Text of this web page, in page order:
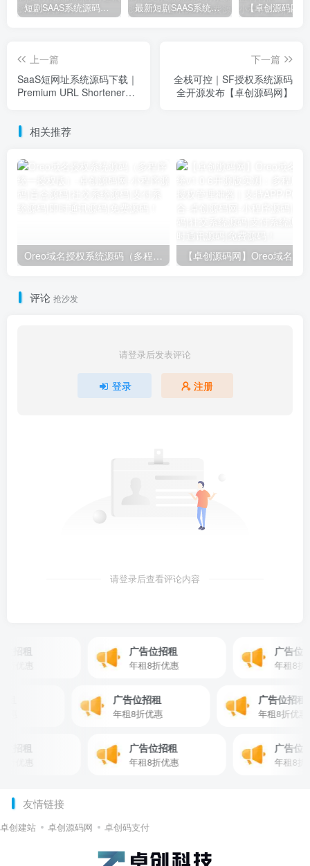
短剧SAAS系统源码｜多端分销+云存储+多租户架构 最新短剧SAAS系统源码下载｜多端分销+云存储｜卓创源码网提供
上一篇
SaaS短网址系统源码下载｜
Premium URL Shortener
下一篇
全栈可控｜SF授权系统源码
全开源发布【卓创源码网】
相关推荐
Oreo域名授权系统源码（多程序统一授权版）
评论 抢沙发
请登录后发表评论
登录 注册
请登录后查看评论内容
广告位招租
年租8折优惠
广告位招
年租8折优
广告位招租
年租8折优惠
广告位
年租8折
广告位招租
年租8折优惠
广告位招
年租8折优
友情链接
卓创建站 卓创源码网 卓创码支付